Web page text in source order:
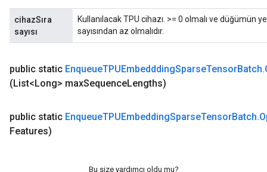
cihazSıra
sayısı
Kullanılacak TPU cihazı. >= 0 olmalı ve düğümün
sayısından az olmalıdır.
public static EnqueueTPUEmbedddingSparseTensorBatch.
(List<Long> maxSequenceLengths)
public static EnqueueTPUEmbeddingSparseTensorBatch.
Features)
Bu size yardımcı oldu mu?